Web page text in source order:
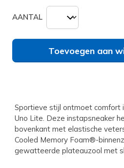
AANTAL
Toevoegen aan
Sportieve stijl ontmoet comfort
Uno Lite. Deze instapsneaker
bovenkant met elastische
Cooled Memory Foam®-
gewatteerde plateauzool met